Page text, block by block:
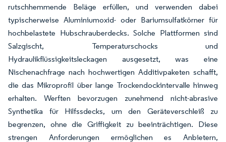
rutschhemmende Beläge erfüllen, und verwenden dabei
typischerweise Aluminiumoxid- oder Bariumsulfatkörner für
hochbelastete Hubschrauberdecks. Solche Plattformen sind
Salzgischt, Temperaturschocks und
Hydraulikflüssigkeitsleckagen ausgesetzt, was eine
Nischenachfrage nach hochwertigen Additivpaketen schafft,
die das Mikroprofil über lange Trockendockintervalle hinweg
erhalten. Werften bevorzugen zunehmend nicht-abrasive
Synthetika für Hilfssdecks, um den Geräteverschleiß zu
begrenzen, ohne die Griffigkeit zu beeinträchtigen. Diese
strengen Anforderungen ermöglichen es Anbietern,